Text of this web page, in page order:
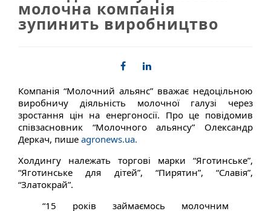
молочна компанія
зупинить виробництво
Компанія “Молочний альянс” вважає недоцільною
виробничу діяльність молочної галузі через
зростання цін на енергоносії. Про це повідомив
співзасновник “Молочного альянсу” Олександр
Деркач, пише agronews.ua.
Холдингу належать торгові марки “Яготинське”,
“Яготинське для дітей”, “Пирятин”, “Славія”,
“Златокрай”.
“15 років займаємось молочним